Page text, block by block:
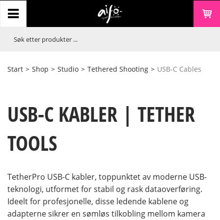
Start > Shop > Studio > Tethered Shooting > USB-C Cables
USB-C KABLER | TETHER
TOOLS
TetherPro USB-C kabler, toppunktet av moderne USB-
teknologi, utformet for stabil og rask dataoverføring.
Ideelt for profesjonelle, disse ledende kablene og
adapterne sikrer en sømløs tilkobling mellom kamera